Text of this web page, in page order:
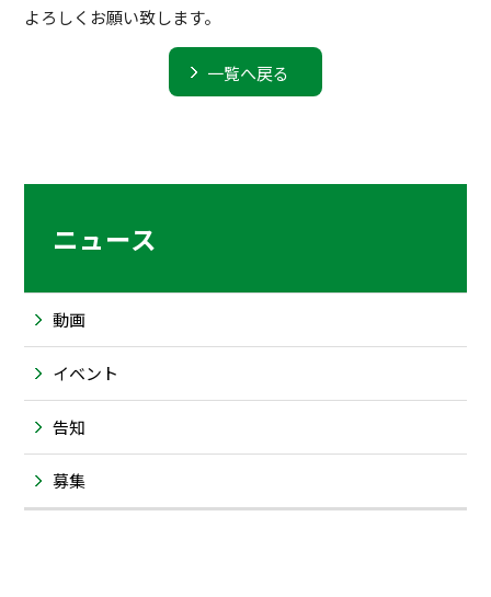
よろしくお願い致します。
一覧へ戻る
ニュース
動画
イベント
告知
募集